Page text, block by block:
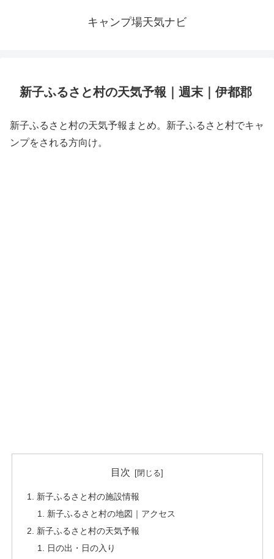
キャンプ場天気ナビ
新子ふるさと村の天気予報｜週末｜伊都郡
新子ふるさと村の天気予報まとめ。新子ふるさと村でキャ
ンプをされる方向け。
目次
新子ふるさと村の施設情報
新子ふるさと村の地図｜アクセス
新子ふるさと村の天気予報
日の出・日の入り